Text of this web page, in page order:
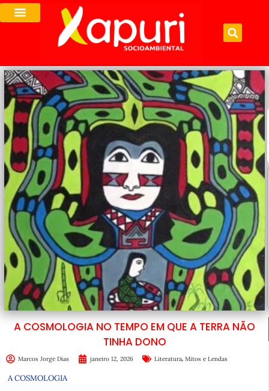
A COSMOLOGIA NO TEMPO EM QUE A TERRA NÃO
TINHA DONO
Marcos Jorge Dias janeiro 12, 2026 Literatura, Mitos e Lendas
A COSMOLOGIA